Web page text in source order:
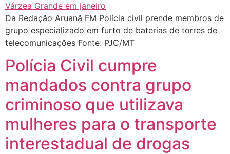
Da Redação Aruanã FM Polícia civil prende membros de
grupo especializado em furto de baterias de torres de
telecomunicações Fonte: PJC/MT
Polícia Civil cumpre
mandados contra grupo
criminoso que utilizava
mulheres para o transporte
interestadual de drogas